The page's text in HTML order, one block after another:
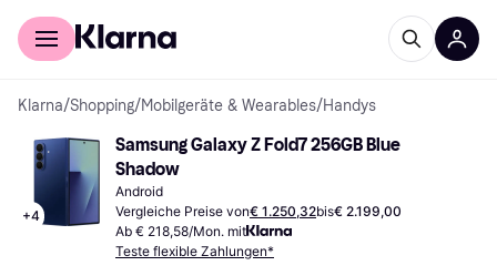
Für Shopper
Klarna/Shopping/Mobilgeräte & Wearables/Handys
+4
Samsung Galaxy Z Fold7 256GB Blue
Shadow
Android
Vergleiche Preise von€ 1.250,32bis€ 2.199,00
Ab € 218,58/Mon. mit
Teste flexible Zahlungen*